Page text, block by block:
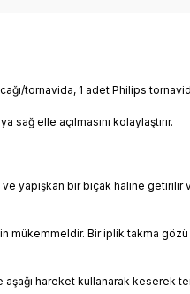
tornavida, 1 adet Philips
elle açılmasını kolaylaştırır.
yapışkan bir bıçak haline
Bir iplik takma
hareket kullanarak